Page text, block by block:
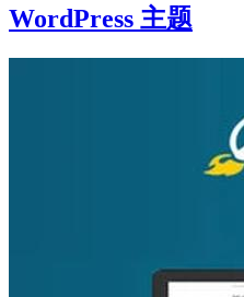
WordPress 主题